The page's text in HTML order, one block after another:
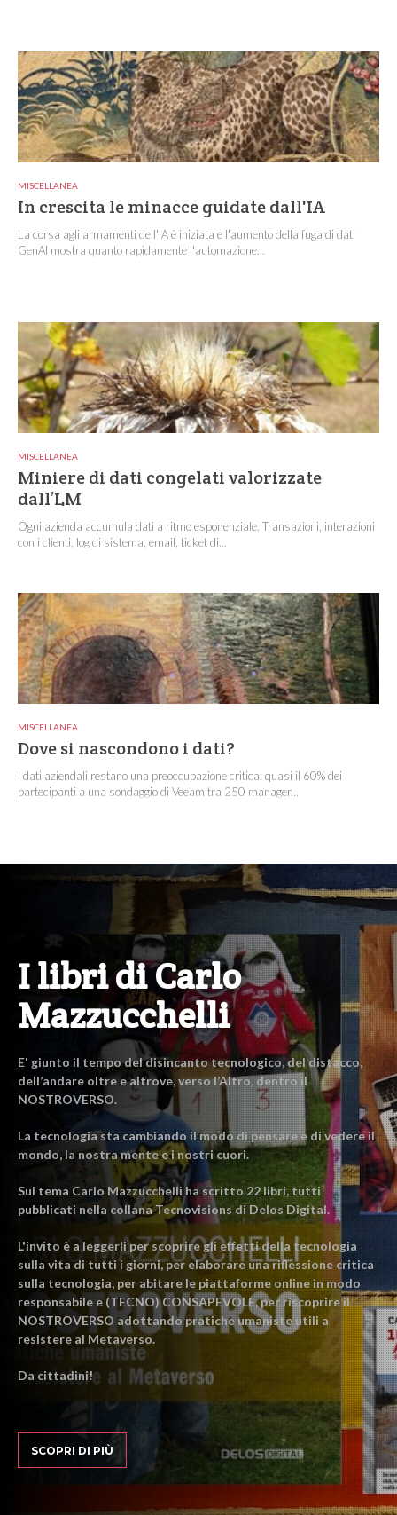
MISCELLANEA
In crescita le minacce guidate dall'IA
La corsa agli armamenti dell'IA è iniziata e l'aumento della fuga di dati
GenAI mostra quanto rapidamente l'automazione...
MISCELLANEA
Miniere di dati congelati valorizzate
dall’LM
Ogni azienda accumula dati a ritmo esponenziale. Transazioni, interazioni
con i clienti, log di sistema, email, ticket di...
MISCELLANEA
Dove si nascondono i dati?
I dati aziendali restano una preoccupazione critica: quasi il 60% dei
partecipanti a una sondaggio di Veeam tra 250 manager...
I libri di Carlo
Mazzucchelli
E' giunto il tempo del disincanto tecnologico, del distacco,
dell’andare oltre e altrove, verso l’Altro, dentro il
NOSTROVERSO.
La tecnologia sta cambiando il modo di pensare e di vedere il
mondo, la nostra mente e i nostri cuori.
Sul tema Carlo Mazzucchelli ha scritto 22 libri, tutti
pubblicati nella collana Tecnovisions di Delos Digital.
L'invito è a leggerli per scoprire gli effetti della tecnologia
sulla vita di tutti i giorni, per elaborare una riflessione critica
sulla tecnologia, per abitare le piattaforme online in modo
responsabile e (TECNO) CONSAPEVOLE, per riscoprire il
NOSTROVERSO adottando pratiche umaniste utili a
resistere al Metaverso.
Da cittadini!
SCOPRI DI PIÙ